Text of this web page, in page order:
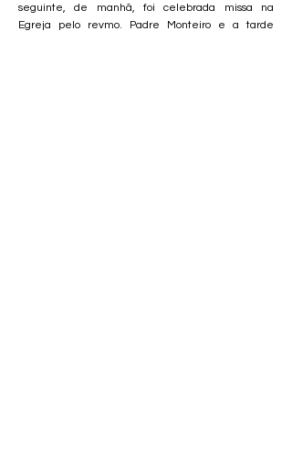
seguinte, de manhã, foi celebrada missa na
Egreja pelo revmo. Padre Monteiro e a tarde